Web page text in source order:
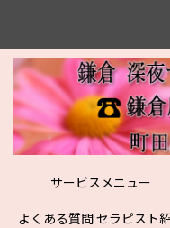
サービスメニュー
よくある質問 セラピスト